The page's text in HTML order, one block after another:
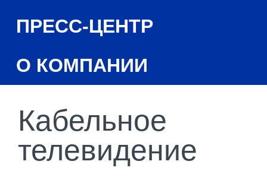
ПРЕСС-ЦЕНТР
О КОМПАНИИ
Кабельное
телевидение